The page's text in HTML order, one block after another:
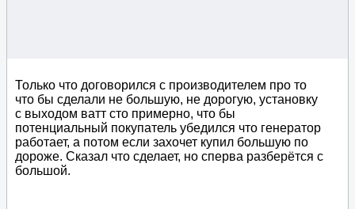
Только что договорился с производителем про то
что бы сделали не большую, не дорогую, установку
с выходом ватт сто примерно, что бы
потенциальный покупатель убедился что генератор
работает, а потом если захочет купил большую по
дороже. Сказал что сделает, но сперва разберётся с
большой.